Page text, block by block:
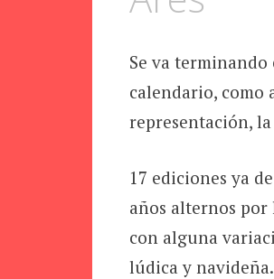
Se va terminando
calendario, como
representación,
17 ediciones ya
años alternos por
con alguna
lúdica y